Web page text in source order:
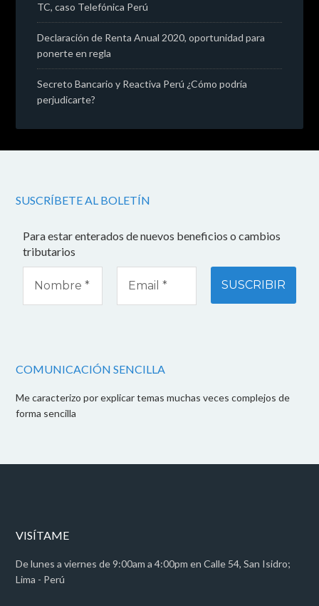
TC, caso Telefónica Perú
Declaración de Renta Anual 2020, oportunidad para
ponerte en regla
Secreto Bancario y Reactiva Perú ¿Cómo podría
perjudicarte?
SUSCRÍBETE AL BOLETÍN
Para estar enterados de nuevos beneficios o cambios
tributarios
COMUNICACIÓN SENCILLA
Me caracterizo por explicar temas muchas veces complejos de
forma sencilla
VISÍTAME
De lunes a viernes de 9:00am a 4:00pm en Calle 54, San Isidro;
Lima - Perú